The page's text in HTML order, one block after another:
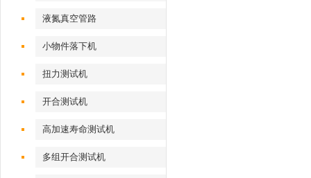
液氮真空管路
小物件落下机
扭力测试机
开合测试机
高加速寿命测试机
多组开合测试机